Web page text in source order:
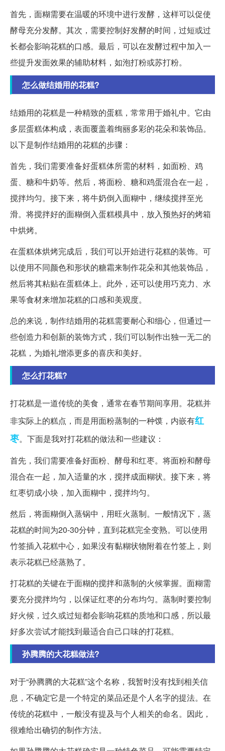
首先，面糊需要在温暖的环境中进行发酵，这样可以促使
酵母充分发酵。其次，需要控制好发酵的时间，过短或过
长都会影响花糕的口感。最后，可以在发酵过程中加入一
些提升发面效果的辅助材料，如泡打粉或苏打粉。
怎么做结婚用的花糕?
结婚用的花糕是一种精致的蛋糕，常常用于婚礼中。它由
多层蛋糕体构成，表面覆盖着绚丽多彩的花朵和装饰品。
以下是制作结婚用的花糕的步骤：
首先，我们需要准备好蛋糕体所需的材料，如面粉、鸡
蛋、糖和牛奶等。然后，将面粉、糖和鸡蛋混合在一起，
搅拌均匀。接下来，将牛奶倒入面糊中，继续搅拌至光
滑。将搅拌好的面糊倒入蛋糕模具中，放入预热好的烤箱
中烘烤。
在蛋糕体烘烤完成后，我们可以开始进行花糕的装饰。可
以使用不同颜色和形状的糖霜来制作花朵和其他装饰品，
然后将其粘贴在蛋糕体上。此外，还可以使用巧克力、水
果等食材来增加花糕的口感和美观度。
总的来说，制作结婚用的花糕需要耐心和细心，但通过一
些创造力和创新的装饰方式，我们可以制作出独一无二的
花糕，为婚礼增添更多的喜庆和美好。
怎么打花糕?
打花糕是一道传统的美食，通常在春节期间享用。花糕并
非实际上的糕点，而是用面粉蒸制的一种馍，内嵌有红
枣。下面是我对打花糕的做法和一些建议：
首先，我们需要准备好面粉、酵母和红枣。将面粉和酵母
混合在一起，加入适量的水，搅拌成面糊状。接下来，将
红枣切成小块，加入面糊中，搅拌均匀。
然后，将面糊倒入蒸锅中，用旺火蒸制。一般情况下，蒸
花糕的时间为20-30分钟，直到花糕完全变熟。可以使用
竹签插入花糕中心，如果没有黏糊状物附着在竹签上，则
表示花糕已经蒸熟了。
打花糕的关键在于面糊的搅拌和蒸制的火候掌握。面糊需
要充分搅拌均匀，以保证红枣的分布均匀。蒸制时要控制
好火候，过久或过短都会影响花糕的质地和口感，所以最
好多次尝试才能找到最适合自己口味的打花糕。
孙腾腾的大花糕做法?
对于“孙腾腾的大花糕”这个名称，我暂时没有找到相关信
息，不确定它是一个特定的菜品还是个人名字的提法。在
传统的花糕中，一般没有提及与个人相关的命名。因此，
很难给出确切的制作方法。